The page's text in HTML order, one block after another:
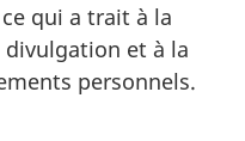
qui a trait à la
et à la
personnels.